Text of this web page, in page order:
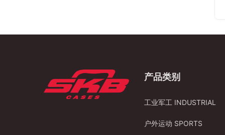
产品类别
工业军工 INDUSTRIAL
户外运动 SPORTS